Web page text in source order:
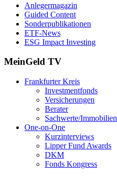
Anlegermagazin
Guided Content
Sonderpublikationen
ETF-News
ESG Impact Investing
MeinGeld TV
Frankfurter Kreis
Investmentfonds
Versicherungen
Berater
Sachwerte/Immobilien
One-on-One
Kurzinterviews
Lipper Fund Awards
DKM
Fonds Kongress